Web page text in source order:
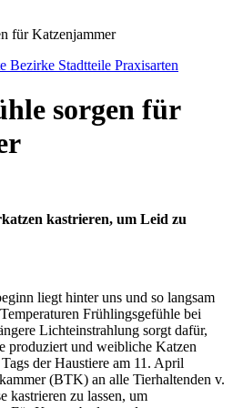
für Katzenjammer
Bezirke Stadtteile Praxisarten
sorgen für
kastrieren, um Leid zu
liegt hinter uns und so langsam
Frühlingsgefühle bei
Lichteinstrahlung sorgt dafür,
produziert und weibliche Katzen
der Haustiere am 11. April
(BTK) an alle Tierhaltenden v.
kastrieren zu lassen, um